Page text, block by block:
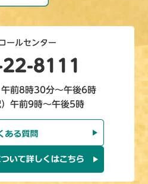
ールセンター
8111
午前8時30分～午後6時
）午前9時～午後5時